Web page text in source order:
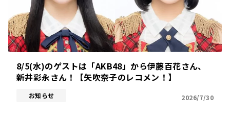
8/5(水)のゲストは「AKB48」から伊藤百花さん、
新井彩永さん！【矢吹奈子のレコメン！】
お知らせ 2026/7/30